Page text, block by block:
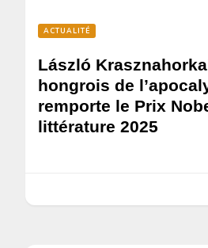
ACTUALITÉ
László
hongrois de
remporte le Prix
littérature 2025